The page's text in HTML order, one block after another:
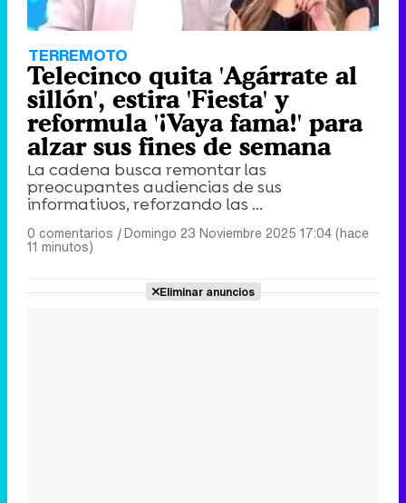
TERREMOTO
Telecinco quita 'Agárrate al
sillón', estira 'Fiesta' y
reformula '¡Vaya fama!' para
alzar sus fines de semana
La cadena busca remontar las
preocupantes audiencias de sus
informativos, reforzando las ...
0 comentarios |Domingo 23 Noviembre 2025 17:04 (hace
11 minutos)
Eliminar anuncios